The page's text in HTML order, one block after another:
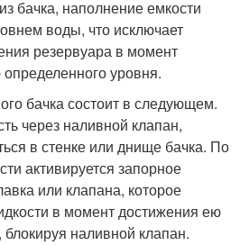
бачка, наполнение емкости
воды, что исключает
резервуара в момент
уровня.
бачка состоит в следующем.
через наливной клапан,
в стенке или днище бачка. По
активируется запорное
или клапана, которое
в момент достижения ею
наливной клапан.